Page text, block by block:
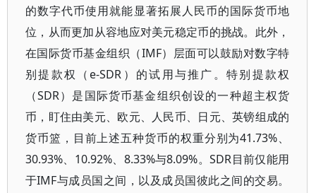
的数字代币使用就能显著拓展人民币的国际货币地
位，从而更加从容地应对美元稳定币的挑战。此外，
在国际货币基金组织（IMF）层面可以鼓励对数字特
别提款权（e-SDR）的试用与推广。特别提款权
（SDR）是国际货币基金组织创设的一种超主权货
币，盯住由美元、欧元、人民币、日元、英镑组成的
货币篮，目前上述五种货币的权重分别为41.73%、
30.93%、10.92%、8.33%与8.09%。SDR目前仅能用
于IMF与成员国之间，以及成员国彼此之间的交易。